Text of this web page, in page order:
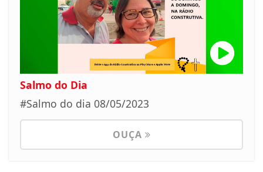
Salmo do Dia
#Salmo do dia 08/05/2023
OUÇA